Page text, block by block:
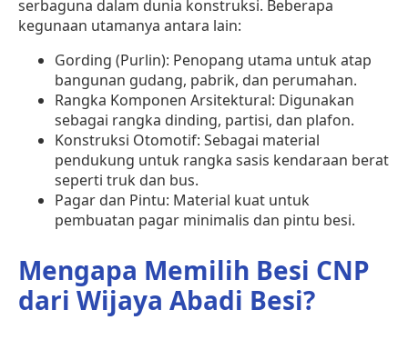
serbaguna dalam dunia konstruksi. Beberapa
kegunaan utamanya antara lain:
Gording (Purlin): Penopang utama untuk atap
bangunan gudang, pabrik, dan perumahan.
Rangka Komponen Arsitektural: Digunakan
sebagai rangka dinding, partisi, dan plafon.
Konstruksi Otomotif: Sebagai material
pendukung untuk rangka sasis kendaraan berat
seperti truk dan bus.
Pagar dan Pintu: Material kuat untuk
pembuatan pagar minimalis dan pintu besi.
Mengapa Memilih Besi CNP
dari Wijaya Abadi Besi?